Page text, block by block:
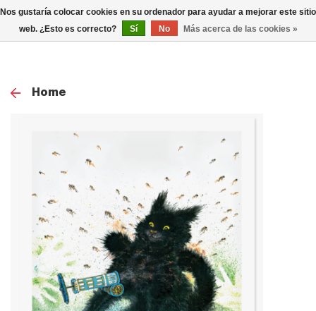
0
Home
Nos gustaría colocar cookies en su ordenador para ayudar a mejorar este sitio
web. ¿Esto es correcto?
Sí No Más acerca de las cookies »